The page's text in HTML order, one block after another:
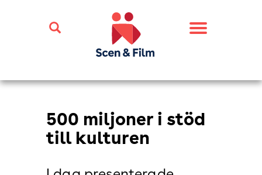
Toggle
500 miljoner i stöd
till kulturen